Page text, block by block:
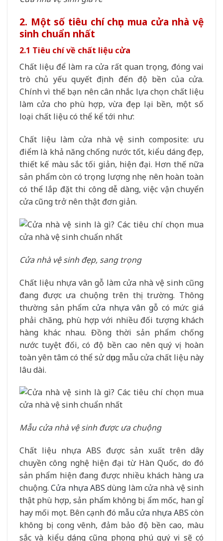
2. Một số tiêu chí chọn mua cửa nhà vệ
sinh chuẩn nhất
2.1 Tiêu chí về chất liệu cửa
Chất liệu để làm ra cửa rất quan trọng, đóng vai
trò chủ yếu quyết định đến độ bền của cửa.
Chính vì thế bạn nên cân nhắc lựa chọn chất liệu
làm cửa cho phù hợp, vừa đẹp lại bền, một số
loại chất liệu có thể kể tới như:
Chất liệu làm cửa nhà vệ sinh composite: ưu
điểm là khả năng chống nước tốt, kiểu dáng đẹp,
thiết kế màu sắc tối giản, hiện đại. Hơn thế nữa
sản phẩm còn có trọng lượng nhẹ nên hoàn toàn
có thể lắp đặt thi công dễ dàng, việc vận chuyển
cửa cũng trở nên thật đơn giản.
Cửa nhà vệ sinh đẹp, sang trọng
Chất liệu nhựa vân gỗ làm cửa nhà vệ sinh cũng
đang được ưa chuộng trên thị trường. Thông
thường sản phẩm cửa nhựa vân gỗ có mức giá
phải chăng, phù hợp với nhiều đối tượng khách
hàng khác nhau. Đồng thời sản phẩm chống
nước tuyệt đối, có độ bền cao nên quý vị hoàn
toàn yên tâm có thể sử dụng mẫu cửa chất liệu này
lâu dài.
Mẫu cửa nhà vệ sinh được ưa chuộng
Chất liệu nhựa ABS được sản xuất trên dây
chuyền công nghệ hiện đại từ Hàn Quốc, do đó
sản phẩm hiện đang được nhiều khách hàng ưa
chuộng.Cửa nhựa ABS dùng làm cửa nhà vệ sinh
thật phù hợp, sản phẩm không bị ẩm mốc, han gỉ
hay mối mọt. Bên cạnh đó mẫu cửa nhựa ABS còn
không bị cong vênh, đảm bảo độ bền cao, màu
sắc và kiểu dáng cũng phong phú quý vị sẽ có